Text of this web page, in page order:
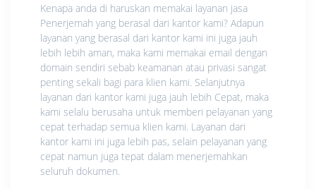
Kenapa anda di haruskan memakai layanan jasa
Penerjemah yang berasal dari kantor kami? Adapun
layanan yang berasal dari kantor kami ini juga jauh
lebih lebih aman, maka kami memakai email dengan
domain sendiri sebab keamanan atau privasi sangat
penting sekali bagi para klien kami. Selanjutnya
layanan dari kantor kami juga jauh lebih Cepat, maka
kami selalu berusaha untuk memberi pelayanan yang
cepat terhadap semua klien kami. Layanan dari
kantor kami ini juga lebih pas, selain pelayanan yang
cepat namun juga tepat dalam menerjemahkan
seluruh dokumen.